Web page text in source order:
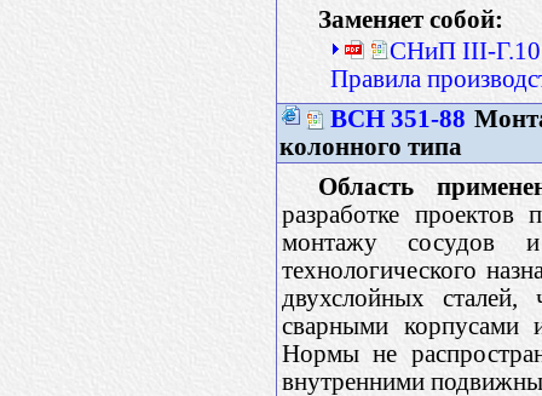
Заменяет собой:
СНиП III-
Правила
ВСН 351-88
колонного типа
Область
разработке проектов
монтажу сосудов
технологического
двухслойных
сварными корпусами
Нормы не
внутренними